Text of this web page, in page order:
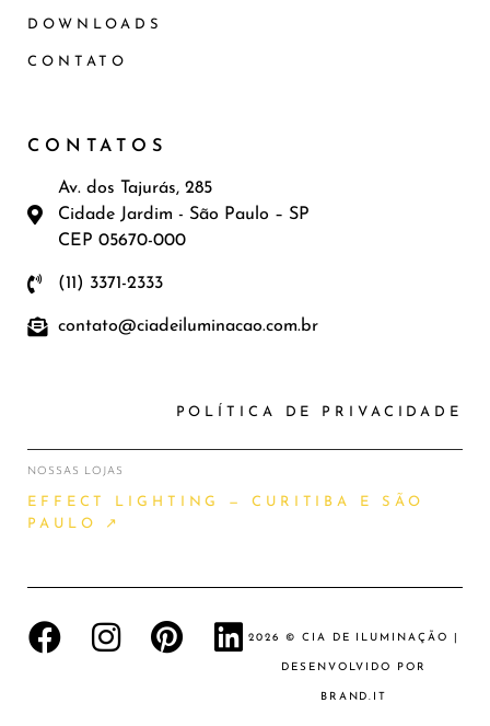
DOWNLOADS
CONTATO
CONTATOS
Av. dos Tajurás, 285
Cidade Jardim - São Paulo – SP
CEP 05670-000
(11) 3371-2333
contato@ciadeiluminacao.com.br
POLÍTICA DE PRIVACIDADE
NOSSAS LOJAS
EFFECT LIGHTING — CURITIBA E SÃO
PAULO ↗
2026 © CIA DE ILUMINAÇÃO |
DESENVOLVIDO POR
BRAND.IT